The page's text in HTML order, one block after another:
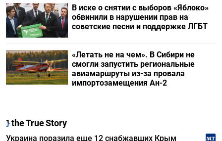
В иске о снятии с выборов «Яблоко»
обвинили в нарушении прав на
советские песни и поддержке ЛГБТ
«Летать не на чем». В Сибири не
смогли запустить региональные
авиамаршруты из-за провала
импортозамещения Ан-2